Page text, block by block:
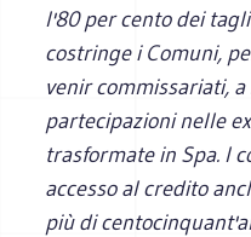
l'80 per cento dei
costringe i Comuni,
venir commissariati,
partecipazioni nelle
trasformate in Spa. I
accesso al credito
più di